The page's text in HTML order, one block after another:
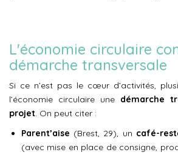
L'économie circulaire
démarche transversale
Si ce n’est pas le cœur d’activités,
l’économie circulaire une démarche
projet. On peut citer :
Parent’aise (Brest, 29), un café-
(avec mise en place de consigne,